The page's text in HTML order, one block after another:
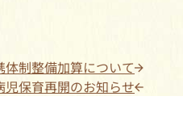
制整備加算について
保育再開のお知らせ